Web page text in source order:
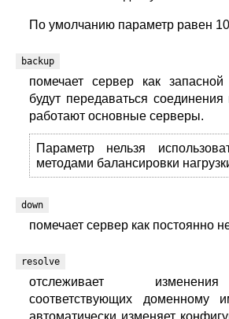
По умолчанию параметр равен
backup
помечает сервер как
будут передаваться
работают основные серверы.
Параметр нельзя
методами балансировки
down
помечает сервер как постоянно
resolve
отслеживает
соответствующих доменному
автоматически изменяет